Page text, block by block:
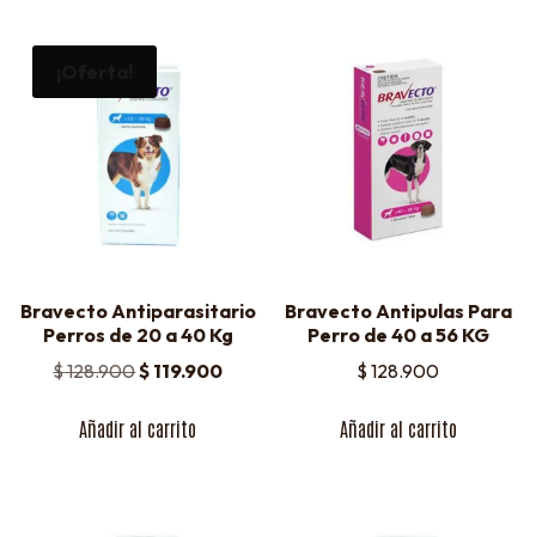
Bravecto Antiparasitario
Perros de 20 a 40 Kg
$128.900$ 119.900
Añadir al carrito
Bravecto Antipulas Para
Perro de 40 a 56 KG
$ 128.900
Añadir al carrito